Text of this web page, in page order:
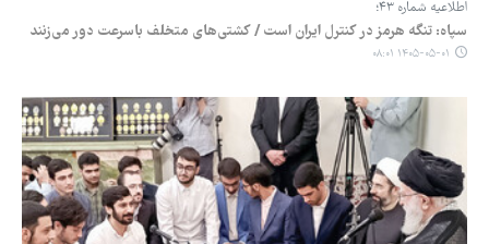
اطلاعیه شماره ۴۳؛
سپاه: تنگه هرمز در کنترل ایران است / کشتی‌های متخلف باسرعت دور می‌زنند
۱۴۰۵-۰۵-۰۱ ۰۸:۰۱